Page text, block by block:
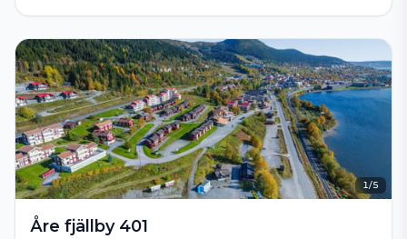
1/5
Åre fjällby 401